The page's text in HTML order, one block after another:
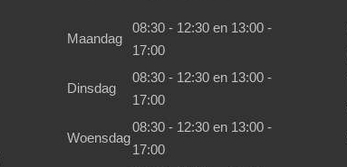
Maandag
08:30 - 12:30 en 13:00 -
17:00
Dinsdag
08:30 - 12:30 en 13:00 -
17:00
Woensdag
08:30 - 12:30 en 13:00 -
17:00